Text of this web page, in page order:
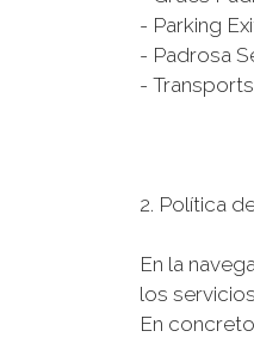
- Parking
- Padrosa
-
2. Política
En la
los
En